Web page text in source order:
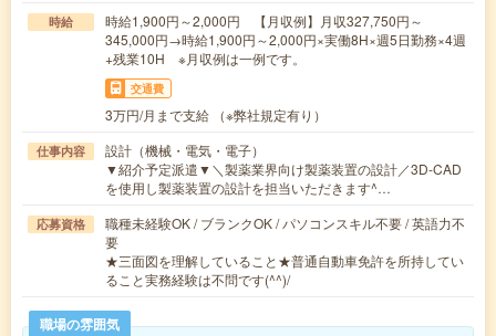
時給
時給1,900円～2,000円 【月収例】月収327,750円～
345,000円→時給1,900円～2,000円×実働8H×週5日勤務×4週
+残業10H ※月収例は一例です。
交通費
3万円/月まで支給 （※弊社規定有り）
仕事内容
設計（機械・電気・電子）
▼紹介予定派遣▼＼製薬業界向け製薬装置の設計／3D-CAD
を使用し製薬装置の設計を担当いただきます^…
応募資格
職種未経験OK / ブランクOK / パソコンスキル不要 / 英語力不
要
★三面図を理解していること★普通自動車免許を所持してい
ること実務経験は不問です(^^)/
職場の雰囲気